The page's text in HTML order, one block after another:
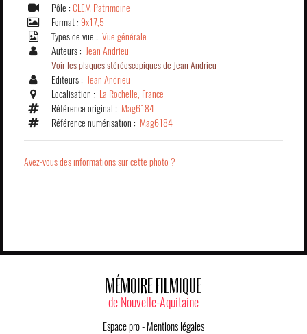
Pôle : CLEM Patrimoine
Format : 9x17,5
Types de vue : Vue générale
Auteurs : Jean Andrieu
Voir les plaques stéréoscopiques de Jean Andrieu
Editeurs : Jean Andrieu
Localisation : La Rochelle, France
Référence original : Mag6184
Référence numérisation : Mag6184
Avez-vous des informations sur cette photo ?
MÉMOIRE FILMIQUE
de Nouvelle-Aquitaine
Espace pro- Mentions légales